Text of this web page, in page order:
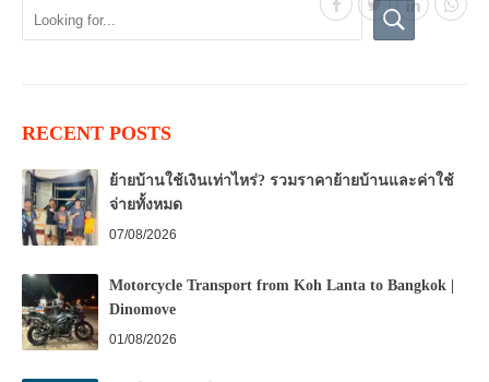
RECENT POSTS
ย้ายบ้านใช้เงินเท่าไหร่? รวมราคาย้ายบ้านและค่าใช้
จ่ายทั้งหมด
07/08/2026
Motorcycle Transport from Koh Lanta to Bangkok |
Dinomove
01/08/2026